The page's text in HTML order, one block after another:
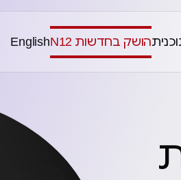
הושק בחדשות N12 English